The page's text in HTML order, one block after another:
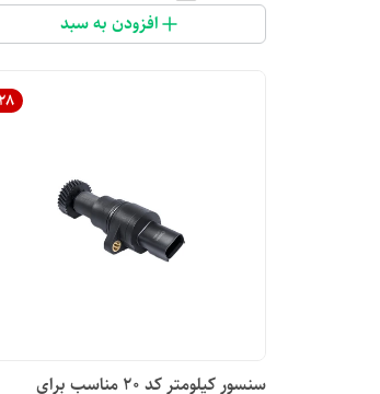
افزودن به سبد
28
سنسور کیلومتر کد ۲۰ مناسب برای